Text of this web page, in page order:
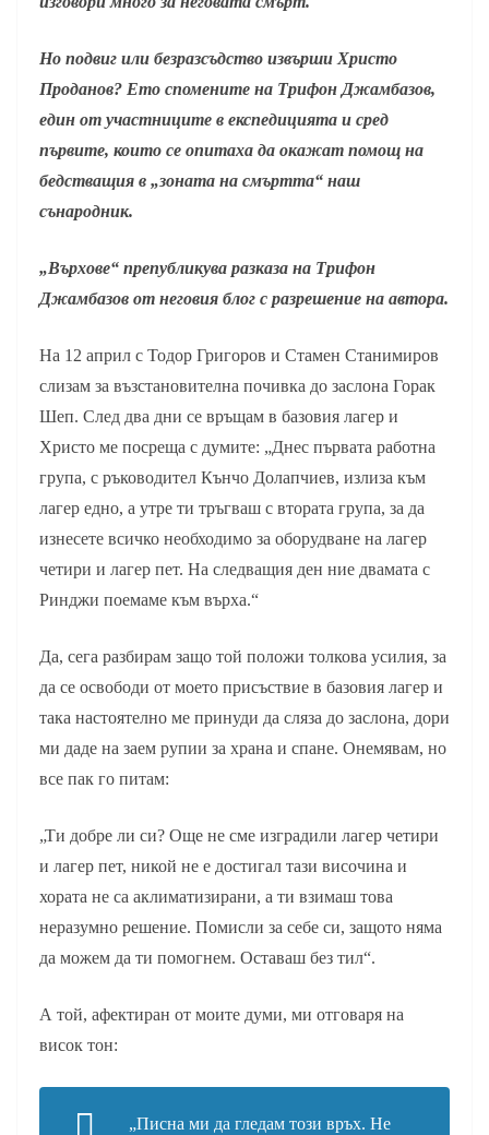
Но подвиг или безразсъдство извърши Христо
Проданов? Ето спомените на Трифон Джамбазов,
един от участниците в експедицията и сред
първите, които се опитаха да окажат помощ на
бедстващия в „зоната на смъртта“ наш
сънародник.
„Върхове“ препубликува разказа на Трифон
Джамбазов от неговия блог с разрешение на автора.
На 12 април с Тодор Григоров и Стамен Станимиров
слизам за възстановителна почивка до заслона Горак
Шеп. След два дни се връщам в базовия лагер и
Христо ме посреща с думите: „Днес първата работна
група, с ръководител Кънчо Долапчиев, излиза към
лагер едно, а утре ти тръгваш с втората група, за да
изнесете всичко необходимо за оборудване на лагер
четири и лагер пет. На следващия ден ние двамата с
Ринджи поемаме към върха.“
Да, сега разбирам защо той положи толкова усилия, за
да се освободи от моето присъствие в базовия лагер и
така настоятелно ме принуди да сляза до заслона, дори
ми даде на заем рупии за храна и спане. Онемявам, но
все пак го питам:
„Ти добре ли си? Още не сме изградили лагер четири
и лагер пет, никой не е достигал тази височина и
хората не са аклиматизирани, а ти взимаш това
неразумно решение. Помисли за себе си, защото няма
да можем да ти помогнем. Оставаш без тил“.
А той, афектиран от моите думи, ми отговаря на
висок тон:
„Писна ми да гледам този връх. Не